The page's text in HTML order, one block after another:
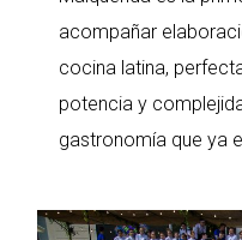
acompañar
cocina latina,
potencia y
gastronomía que ya